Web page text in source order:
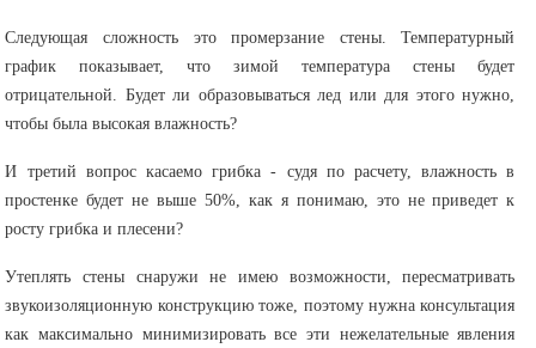
Следующая сложность это промерзание стены. Температурный
график показывает, что зимой температура стены будет
отрицательной. Будет ли образовываться лед или для этого нужно,
чтобы была высокая влажность?
И третий вопрос касаемо грибка - судя по расчету, влажность в
простенке будет не выше 50%, как я понимаю, это не приведет к
росту грибка и плесени?
Утеплять стены снаружи не имею возможности, пересматривать
звукоизоляционную конструкцию тоже, поэтому нужна консультация
как максимально минимизировать все эти нежелательные явления